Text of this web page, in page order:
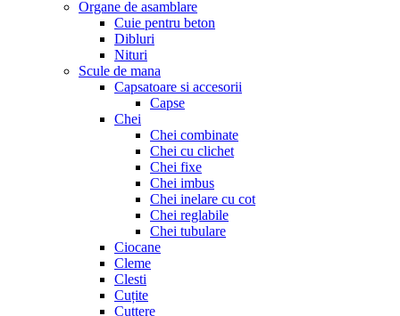
Organe de asamblare
Cuie pentru beton
Dibluri
Nituri
Scule de mana
Capsatoare si accesorii
Capse
Chei
Chei combinate
Chei cu clichet
Chei fixe
Chei imbus
Chei inelare cu cot
Chei reglabile
Chei tubulare
Ciocane
Cleme
Clesti
Cuțite
Cuttere